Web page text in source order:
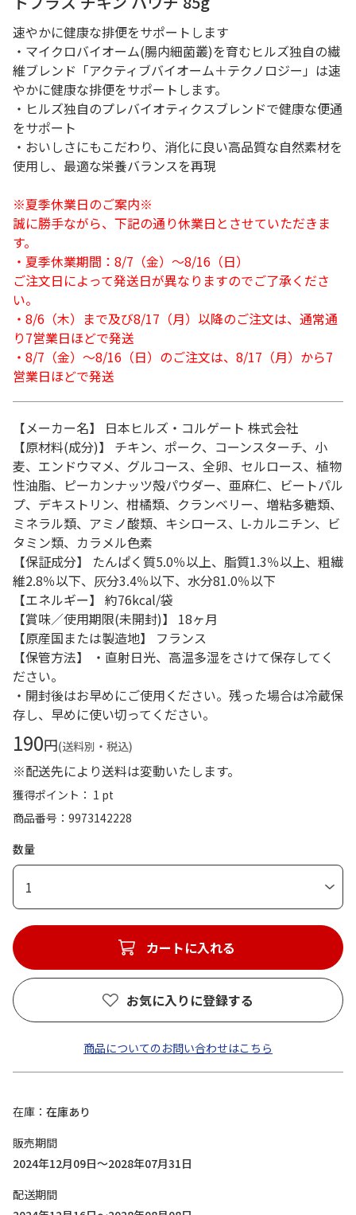
速やかに健康な排便をサポートします
・マイクロバイオーム(腸内細菌叢)を育むヒルズ独自の繊
維ブレンド「アクティブバイオーム＋テクノロジー」は速
やかに健康な排便をサポートします。
・ヒルズ独自のプレバイオティクスブレンドで健康な便通
をサポート
・おいしさにもこだわり、消化に良い高品質な自然素材を
使用し、最適な栄養バランスを再現
※夏季休業日のご案内※
誠に勝手ながら、下記の通り休業日とさせていただきま
す。
・夏季休業期間：8/7（金）～8/16（日）
ご注文日によって発送日が異なりますのでご了承くださ
い。
・8/6（木）まで及び8/17（月）以降のご注文は、通常通
り7営業日ほどで発送
・8/7（金）～8/16（日）のご注文は、8/17（月）から7
営業日ほどで発送
【メーカー名】 日本ヒルズ・コルゲート 株式会社
【原材料(成分)】 チキン、ポーク、コーンスターチ、小
麦、エンドウマメ、グルコース、全卵、セルロース、植物
性油脂、ピーカンナッツ殻パウダー、亜麻仁、ビートパル
プ、デキストリン、柑橘類、クランベリー、増粘多糖類、
ミネラル類、アミノ酸類、キシロース、L-カルニチン、ビ
タミン類、カラメル色素
【保証成分】 たんぱく質5.0％以上、脂質1.3％以上、粗繊
維2.8％以下、灰分3.4％以下、水分81.0％以下
【エネルギー】 約76kcal/袋
【賞味／使用期限(未開封)】 18ヶ月
【原産国または製造地】 フランス
【保管方法】 ・直射日光、高温多湿をさけて保存してく
ださい。
・開封後はお早めにご使用ください。残った場合は冷蔵保
存し、早めに使い切ってください。
190円(送料別・税込)
※配送先により送料は変動いたします。
獲得ポイント： 1 pt
商品番号
9973142228
数量
1
カートに入れる
お気に入りに登録する
商品についてのお問い合わせはこちら
在庫
在庫あり
販売期間
2024年12月09日～2028年07月31日
配送期間